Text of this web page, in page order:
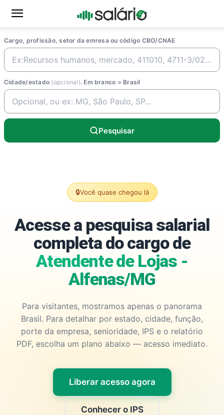
Cargo, profissão, setor da emresa ou código CBO/CNAE
Cidade/estado (opcional). Em branco = Brasil
Pesquisar
🔒Você quase chegou lá
Acesse a pesquisa salarial
completa do cargo de
Atendente de Lojas -
Alfenas/MG
Para visitantes, mostramos apenas o panorama
Brasil. Para detalhar por estado, cidade, função,
porte da empresa, senioridade, IPS e o relatório
PDF, escolha um plano abaixo — acesso imediato.
Liberar acesso agora
Conhecer o IPS